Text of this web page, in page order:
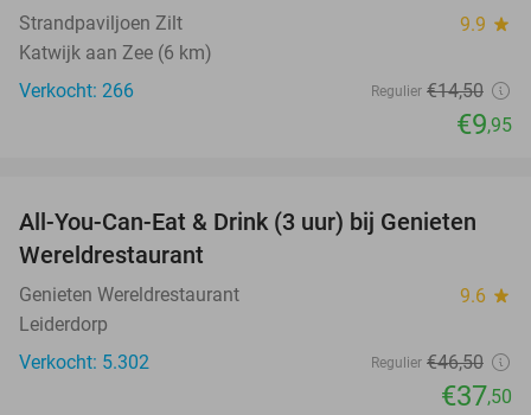
Strandpaviljoen Zilt 9.9 star
Katwijk aan Zee (6 km)
Verkocht: 266
Regulier €14,50
€9,95
19%
All-You-Can-Eat & Drink (3 uur) bij Genieten
Wereldrestaurant
Genieten Wereldrestaurant 9.6 star
Leiderdorp
Verkocht: 5.302
Regulier €46,50
€37,50